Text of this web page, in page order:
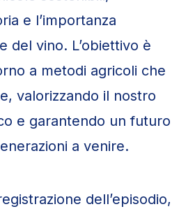
e l’importanza
del vino. L’obiettivo è
a metodi agricoli che
valorizzando il nostro
e garantendo un futuro
a venire.
dell’episodio,